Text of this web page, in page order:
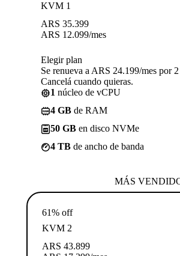
KVM 1
ARS 35.399
ARS 12.099/mes
Elegir plan
Se renueva a ARS 24.199/mes por 2
Cancelá cuando quieras.
1 núcleo de vCPU
4 GB de RAM
50 GB en disco NVMe
4 TB de ancho de banda
MÁS
61% off
KVM 2
ARS 43.899